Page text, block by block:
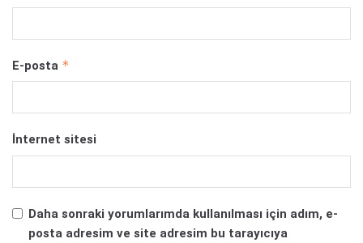
E-posta *
İnternet sitesi
Daha sonraki yorumlarımda kullanılması için adım, e-
posta adresim ve site adresim bu tarayıcıya